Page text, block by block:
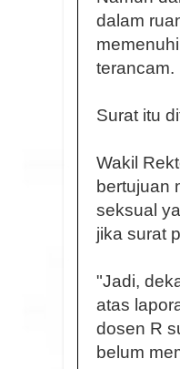
dalam
terancam.
Surat itu
Wakil
bertujuan
seksual
jika surat
"Jadi,
atas
dosen R
belum